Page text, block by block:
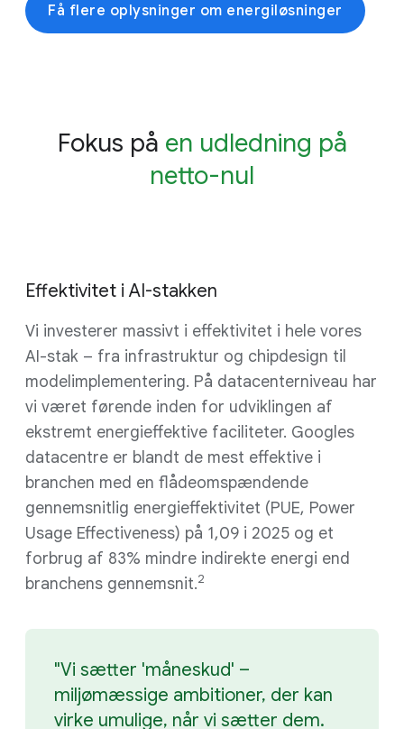
Få flere oplysninger om energiløsninger
Fokus på en udledning på
netto-nul
Effektivitet i AI-stakken
Vi investerer massivt i effektivitet i hele vores
AI-stak – fra infrastruktur og chipdesign til
modelimplementering. På datacenterniveau har
vi været førende inden for udviklingen af
ekstremt energieffektive faciliteter. Googles
datacentre er blandt de mest effektive i
branchen med en flådeomspændende
gennemsnitlig energieffektivitet (PUE, Power
Usage Effectiveness) på 1,09 i 2025 og et
forbrug af 83% mindre indirekte energi end
branchens gennemsnit.2
"Vi sætter 'måneskud' –
miljømæssige ambitioner, der kan
virke umulige, når vi sætter dem.